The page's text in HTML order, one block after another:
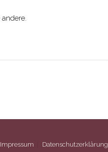
Impressum Datenschutzerklärung